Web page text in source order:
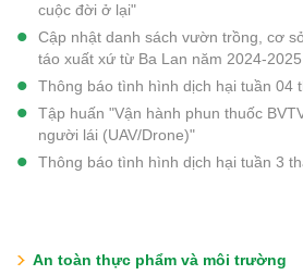
cuộc đời ở lại"
Cập nhật danh sách vườn trồng, cơ
táo xuất xứ từ Ba Lan năm 2024-2025
Thông báo tình hình dịch hại tuần 04
Tập huấn "Vận hành phun thuốc
người lái (UAV/Drone)"
Thông báo tình hình dịch hại tuần 3
An toàn thực phẩm và môi trường